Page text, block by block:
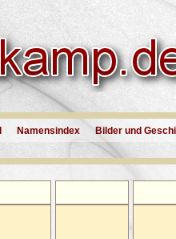
Namensindex Bilder und